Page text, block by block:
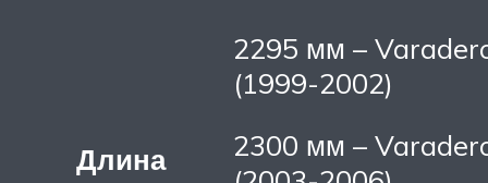
Длина
2295 мм –
(1999-2002)
2300 мм –